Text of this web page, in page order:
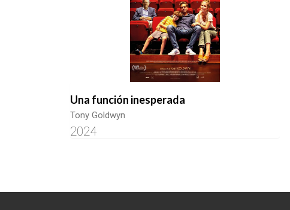
Una función inesperada
Tony Goldwyn
2024